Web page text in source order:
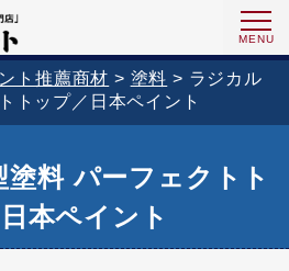
ト推薦商材 > 塗料 > ラジカル
トップ／日本ペイント
料 パーフェクトト
本ペイント